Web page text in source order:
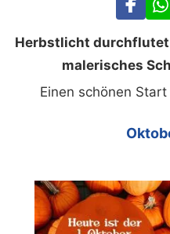
Herbstlicht durchflutet
malerisches
Einen schönen